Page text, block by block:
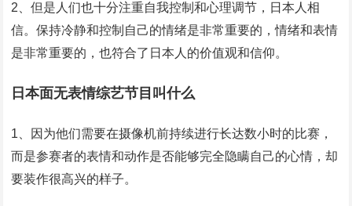
2、但是人们也十分注重自我控制和心理调节，日本人相
信。保持冷静和控制自己的情绪是非常重要的，情绪和表情
是非常重要的，也符合了日本人的价值观和信仰。
日本面无表情综艺节目叫什么
1、因为他们需要在摄像机前持续进行长达数小时的比赛，
而是参赛者的表情和动作是否能够完全隐瞒自己的心情，却
要装作很高兴的样子。